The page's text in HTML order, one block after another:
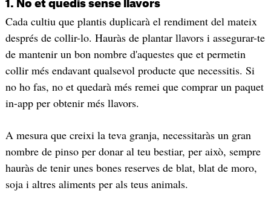
1. No et quedis sense llavors
Cada cultiu que plantis duplicarà el rendiment del mateix
després de collir-lo. Hauràs de plantar llavors i assegurar-te
de mantenir un bon nombre d'aquestes que et permetin
collir més endavant qualsevol producte que necessitis. Si
no ho fas, no et quedarà més remei que comprar un paquet
in-app per obtenir més llavors.
A mesura que creixi la teva granja, necessitaràs un gran
nombre de pinso per donar al teu bestiar, per això, sempre
hauràs de tenir unes bones reserves de blat, blat de moro,
soja i altres aliments per als teus animals.